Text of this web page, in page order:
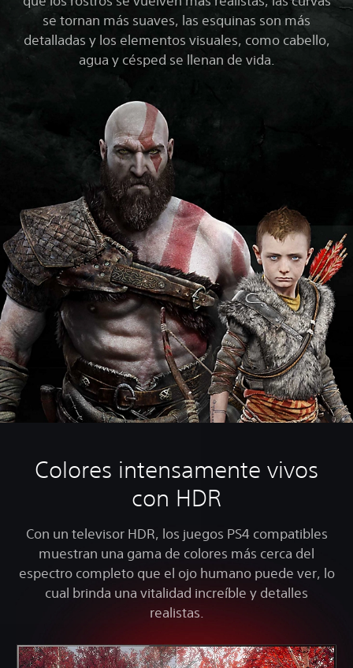
se tornan más suaves, las esquinas son más
detalladas y los elementos visuales, como cabello,
agua y césped se llenan de vida.
Colores intensamente vivos
con HDR
Con un televisor HDR, los juegos PS4 compatibles
muestran una gama de colores más cerca del
espectro completo que el ojo humano puede ver, lo
cual brinda una vitalidad increíble y detalles
realistas.